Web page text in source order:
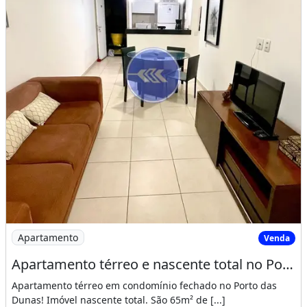
&lt;br&gt;&lt;br&gt;&lt;br&gt;Chave do
anúncio: YES8yPyL29VVgqog
Características do apartamento:
Mobiliado
Dependência De Empregados
Condomínio Fechado
Andar Do Imóvel: 2
Ano De Construção: 2017
Imóvel mobiliado Área de serviço
Imagem: Apartamento térreo e nascente total no
Apartamento Venda
Apartamento térreo e nascente total no Porto das Dunas
Apartamento térreo em condomínio fechado no Porto das
Dunas! Imóvel nascente total. São 65m² de [...]